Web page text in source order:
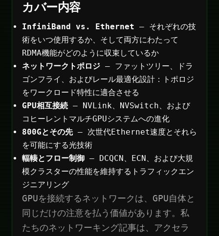
カバー内容
InfiniBand vs. Ethernet — それぞれの技
術をいつ使用するか、そして両方にわたって
RDMA機能がどのように収束しているか
ネットワークトポロジ — ファットツリー、ドラ
ゴンフライ、およびレール最適化設計：トポロジ
をワークロード特性に適合させる
GPU相互接続 — NVLink、NVSwitch、および
コヒーレントマルチGPUシステムへの進化
800Gとその先— 次世代Ethernet速度とそれら
を可能にする光技術
輻輳とフロー制御 — DCQCN、ECN、および大規
模クラスターの性能を維持するトラフィックエン
ジニアリング
GPUを接続するネットワークは、GPU自体と
同じだけの注意を払う価値があります。私
たちのネットワーキング記事は、アクセラ